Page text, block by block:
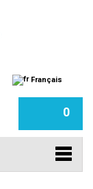
Français
0